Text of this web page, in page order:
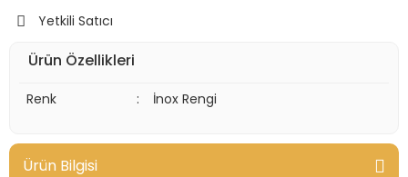
Yetkili Satıcı
Ürün Özellikleri
Renk : İnox Rengi
Ürün Bilgisi